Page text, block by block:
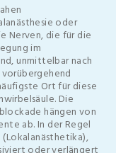
oder
Nerven, die für die
im
unmittelbar nach
Ort für diese
Die
hängen von
ab. In der Regel
oder verlängert